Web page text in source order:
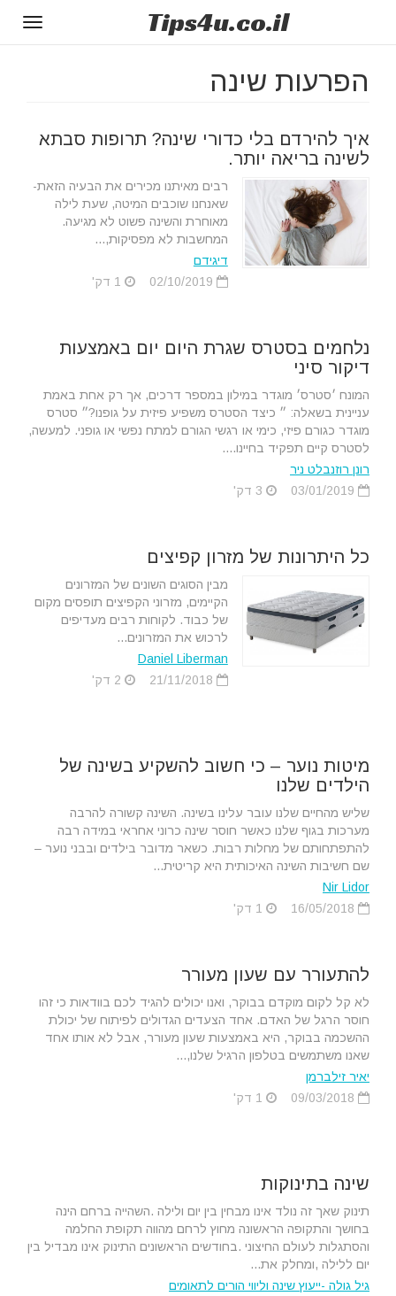
Tips4u.co.il
הפרעות שינה
איך להירדם בלי כדורי שינה? תרופות סבתא
לשינה בריאה יותר.
רבים מאיתנו מכירים את הבעיה הזאת-
שאנחנו שוכבים המיטה, שעת לילה
מאוחרת והשינה פשוט לא מגיעה.
המחשבות לא מפסיקות,...
דיגידם
נלחמים בסטרס שגרת היום יום באמצעות
דיקור סיני
המונח ׳סטרס׳ מוגדר במילון במספר דרכים, אך רק אחת באמת
עניינית בשאלה: ״ כיצד הסטרס משפיע פיזית על גופנו?״ סטרס
מוגדר כגורם פיזי, כימי או רגשי הגורם למתח נפשי או גופני. למעשה,
לסטרס קיים תפקיד בחיינו....
רונן רוזנבלט ניר
כל היתרונות של מזרון קפיצים
מבין הסוגים השונים של המזרונים
הקיימים, מזרוני הקפיצים תופסים מקום
של כבוד. לקוחות רבים מעדיפים
לרכוש את המזרונים...
Daniel Liberman
מיטות נוער – כי חשוב להשקיע בשינה של
הילדים שלנו
שליש מהחיים שלנו עובר עלינו בשינה. השינה קשורה להרבה
מערכות בגוף שלנו כאשר חוסר שינה כרוני אחראי במידה רבה
להתפתחותם של מחלות רבות. כשאר מדובר בילדים ובבני נוער –
שם חשיבות השינה האיכותית היא קריטית...
Nir Lidor
להתעורר עם שעון מעורר
לא קל לקום מוקדם בבוקר, ואנו יכולים להגיד לכם בוודאות כי זהו
חוסר הרגל של האדם. אחד הצעדים הגדולים לפיתוח של יכולת
ההשכמה בבוקר, היא באמצעות שעון מעורר, אבל לא אותו אחד
שאנו משתמשים בטלפון הרגיל שלנו,...
יאיר זילברמן
שינה בתינוקות
תינוק שאך זה נולד אינו מבחין בין יום ולילה .השהייה ברחם הינה
בחושך והתקופה הראשונה מחוץ לרחם מהווה תקופת החלמה
והסתגלות לעולם החיצוני .בחודשים הראשונים התינוק אינו מבדיל בין
יום ללילה ,ומחלק את...
גיל גולה -ייעוץ שינה וליווי הורים לתאומים